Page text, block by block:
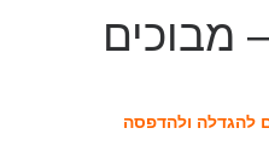
מבוכים
להגדלה ולהדפסה